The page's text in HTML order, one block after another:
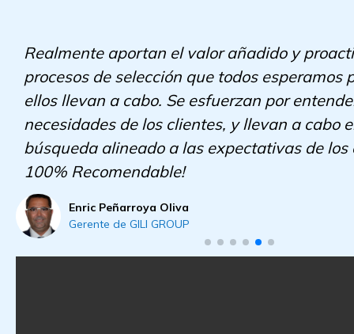
Realmente aportan el valor añadido y
procesos de selección que todos esperamos
ellos llevan a cabo. Se esfuerzan por
necesidades de los clientes, y llevan a cabo
búsqueda alineado a las expectativas de los
100% Recomendable!
Enric Peñarroya Oliva
Gerente de GILI GROUP